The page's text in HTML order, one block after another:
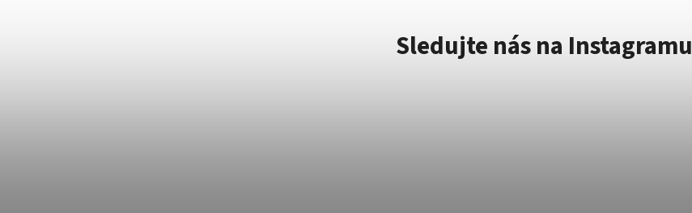
Sledujte nás na Instagramu